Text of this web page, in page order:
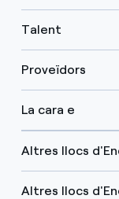
Talent
Proveïdors
La cara e
Altres llocs
Altres llocs